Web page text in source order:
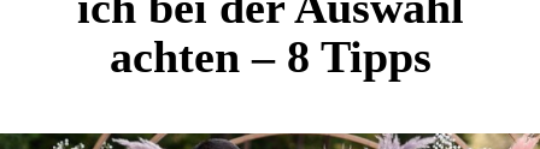
achten – 8 Tipps